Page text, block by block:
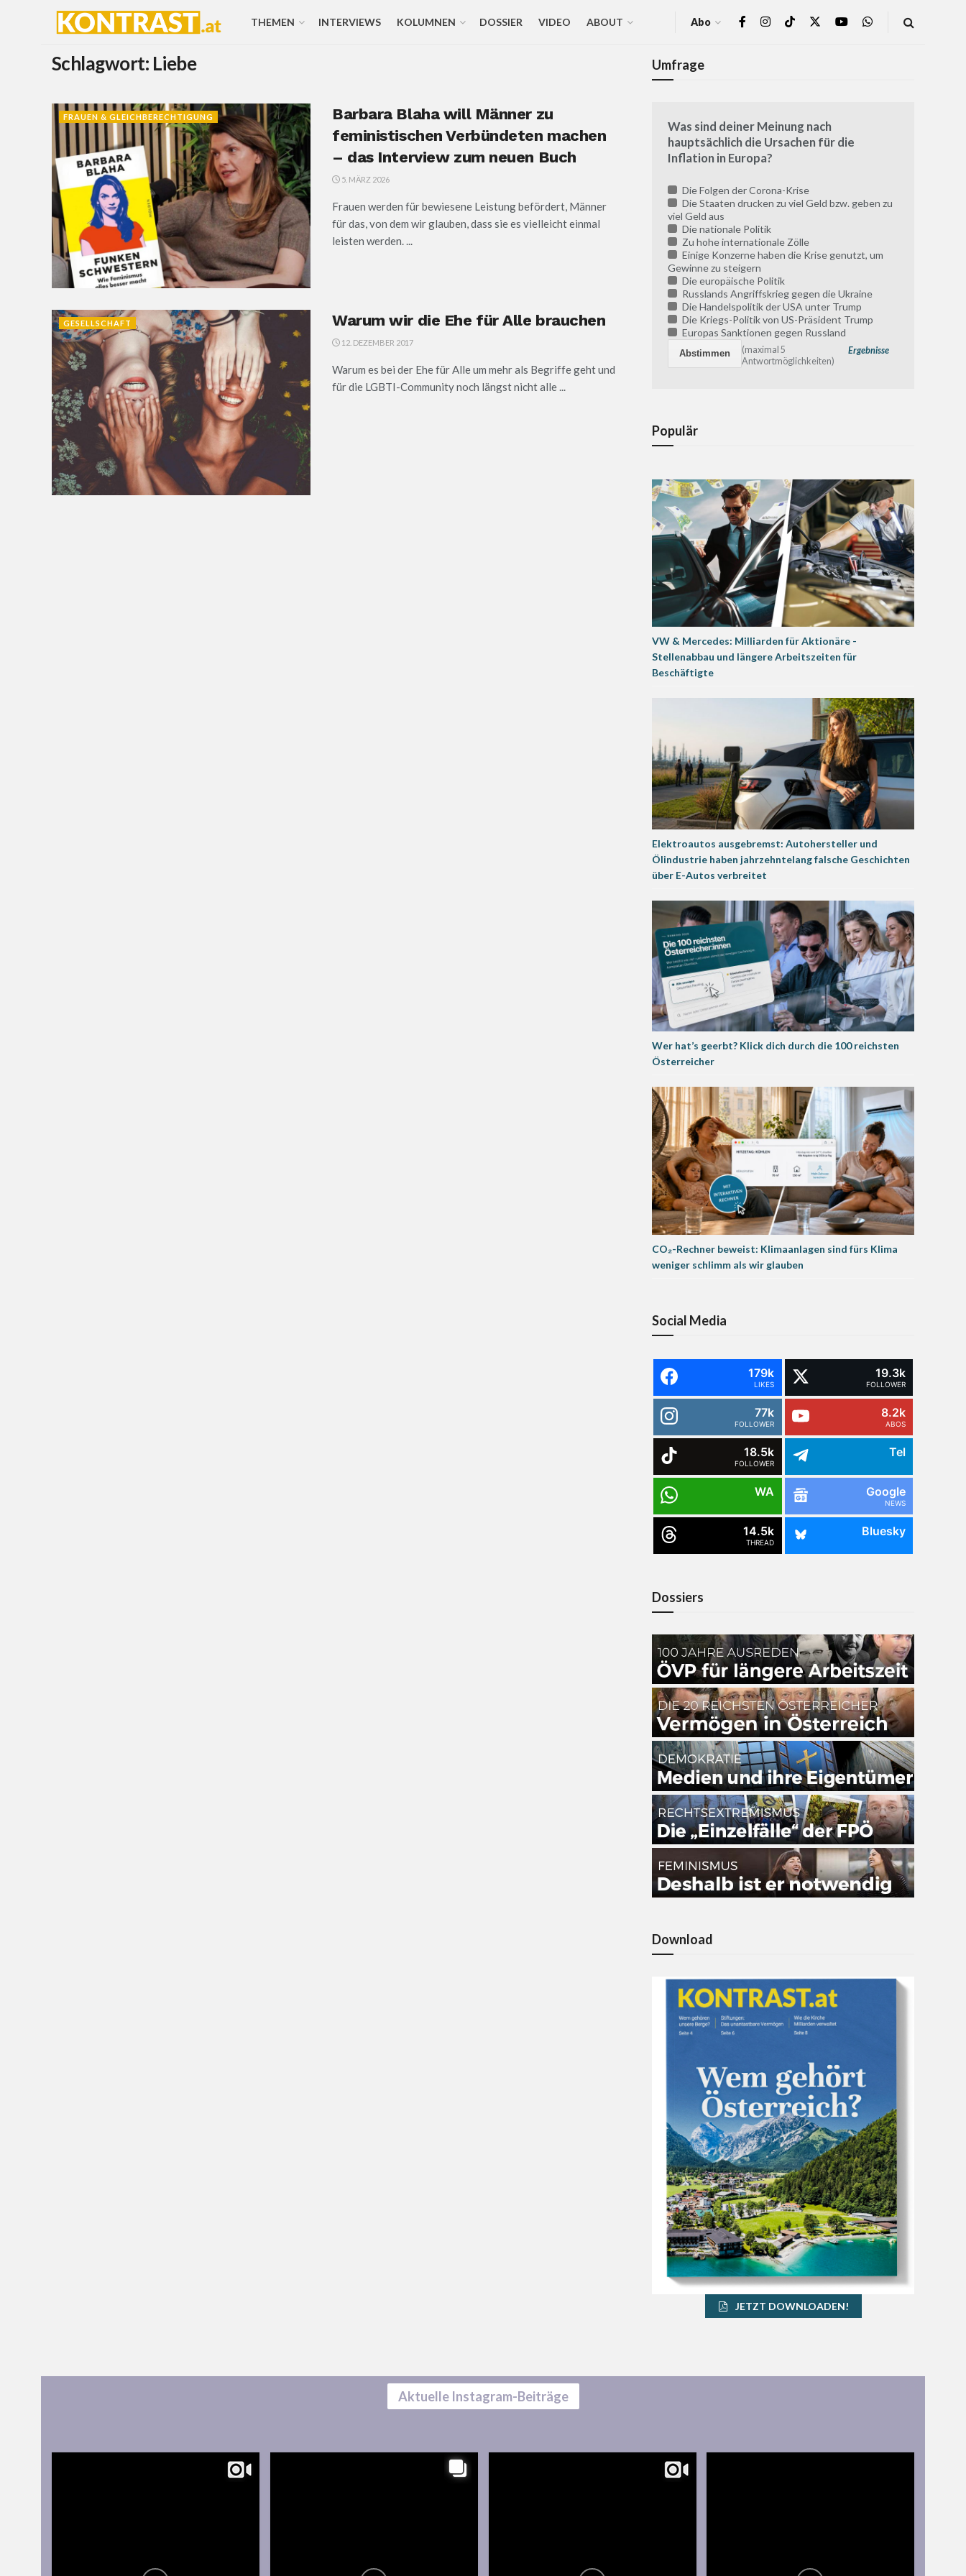
THEMEN INTERVIEWS KOLUMNEN DOSSIER VIDEO ABOUT Abo
Schlagwort: Liebe
FRAUEN & GLEICHBERECHTIGUNG
Barbara Blaha will Männer zu
feministischen Verbündeten machen
– das Interview zum neuen Buch
5. MÄRZ 2026
Frauen werden für bewiesene Leistung befördert, Männer
für das, von dem wir glauben, dass sie es vielleicht einmal
leisten werden. ...
GESELLSCHAFT Warum wir die Ehe für Alle brauchen
12. DEZEMBER 2017
Warum es bei der Ehe für Alle um mehr als Begriffe geht und
für die LGBTI-Community noch längst nicht alle ...
Umfrage
Was sind deiner Meinung nach
hauptsächlich die Ursachen für die
Inflation in Europa?
Die Folgen der Corona-Krise
Die Staaten drucken zu viel Geld bzw. geben zu
viel Geld aus
Die nationale Politik
Zu hohe internationale Zölle
Einige Konzerne haben die Krise genutzt, um
Gewinne zu steigern
Die europäische Politik
Russlands Angriffskrieg gegen die Ukraine
Die Handelspolitik der USA unter Trump
Die Kriegs-Politik von US-Präsident Trump
Europas Sanktionen gegen Russland
Ergebnisse
(maximal 5
Antwortmöglichkeiten)
Populär
VW & Mercedes: Milliarden für Aktionäre -
Stellenabbau und längere Arbeitszeiten für
Beschäftigte
Elektroautos ausgebremst: Autohersteller und
Ölindustrie haben jahrzehntelang falsche Geschichten
über E-Autos verbreitet
Wer hat’s geerbt? Klick dich durch die 100 reichsten
Österreicher
CO₂-Rechner beweist: Klimaanlagen sind fürs Klima
weniger schlimm als wir glauben
Social Media
179k
LIKES
19.3k
FOLLOWER
77k
FOLLOWER
8.2k
ABOS
18.5k
FOLLOWER
Tel
WA Google
NEWS
14.5k
THREAD
Bluesky
Dossiers
Download
JETZT DOWNLOADEN!
Aktuelle Instagram-Beiträge